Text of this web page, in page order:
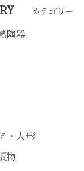
カテゴリー
陶器
・人形
物